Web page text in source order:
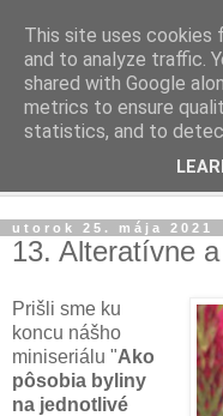
utorok 25. mája 2021
13. Alteratívne
Prišli sme ku
koncu nášho
miniseriálu "Ako
pôsobia byliny
na jednotlivé
This site uses cookies
and to analyze traffic.
shared with Google
metrics to ensure
statistics, and to